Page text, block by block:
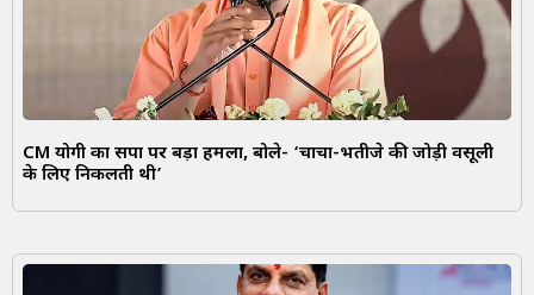
CM योगी का सपा पर बड़ा हमला, बोले- ‘चाचा-भतीजे की जोड़ी वसूली
के लिए निकलती थी’